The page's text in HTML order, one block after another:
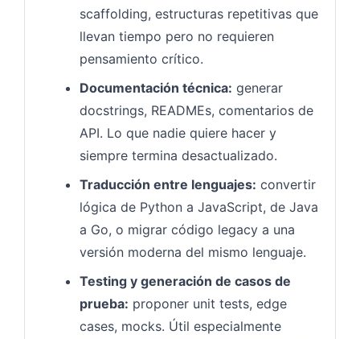
scaffolding, estructuras repetitivas que
llevan tiempo pero no requieren
pensamiento crítico.
Documentación técnica: generar
docstrings, READMEs, comentarios de
API. Lo que nadie quiere hacer y
siempre termina desactualizado.
Traducción entre lenguajes: convertir
lógica de Python a JavaScript, de Java
a Go, o migrar código legacy a una
versión moderna del mismo lenguaje.
Testing y generación de casos de
prueba: proponer unit tests, edge
cases, mocks. Útil especialmente